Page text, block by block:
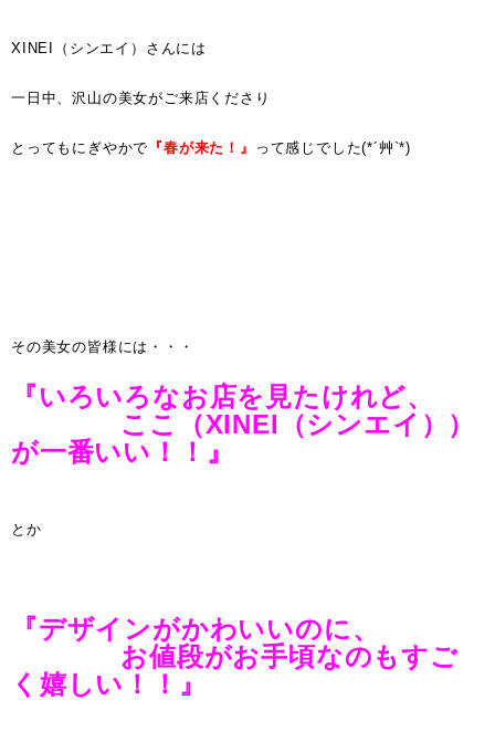
XINEI（シンエイ）さんには
一日中、沢山の美女がご来店くださり
とってもにぎやかで 『春が来た！』 って感じでした(*´艸`*)
その美女の皆様には・・・
『いろいろなお店を見たけれど、
ここ（XINEI（シンエイ））
が一番いい！！』
とか
『デザインがかわいいのに、
お値段がお手頃なのもすご
く嬉しい！！』